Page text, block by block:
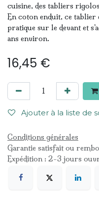
cuisine, des tabliers
En coton enduit, ce tablier
pratique sur le devant et
ans environ.
16,45 €
Ajouter à la liste de
Conditions générales
Garantie satisfait ou
Expédition : 2-3 jours